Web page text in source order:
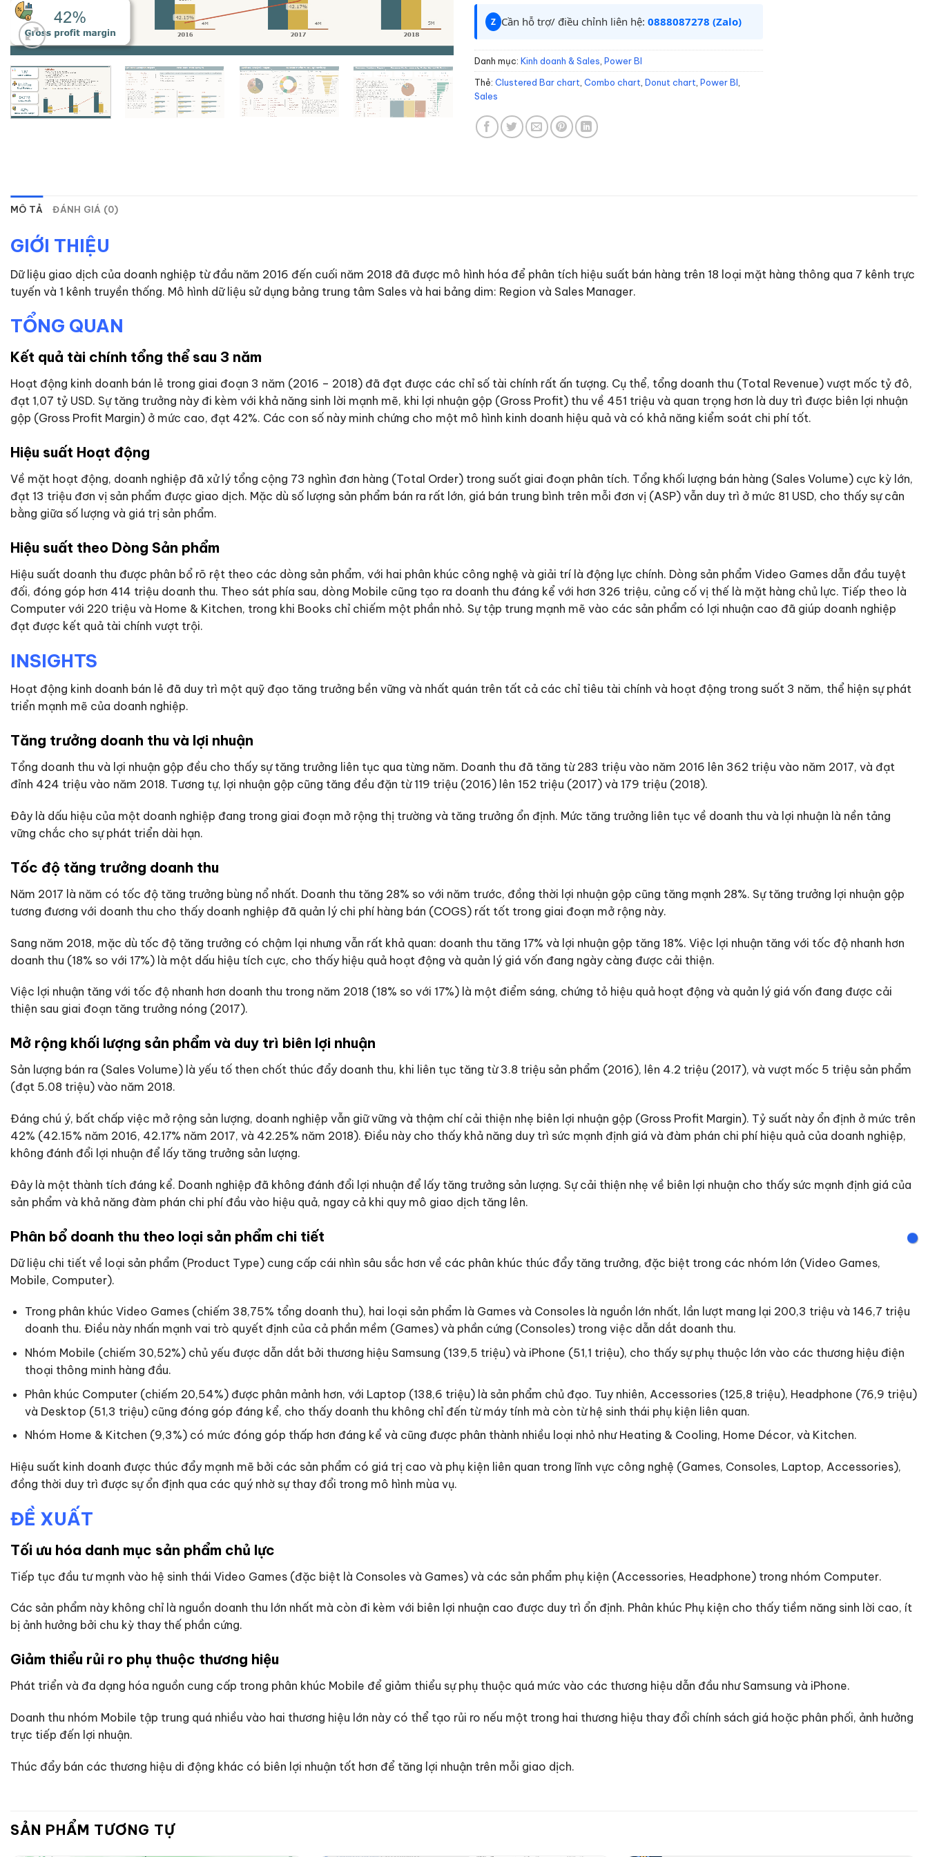
Z Cần hỗ trợ/ điều chỉnh liên hệ: 0888087278 (Zalo)
Danh mục: Kinh doanh & Sales Power BI
Thẻ: Clustered Bar chart Combo chart Donut chart Power BI
Sales
MÔ TẢ ĐÁNH GIÁ (0)
GIỚI THIỆU
Dữ liệu giao dịch của doanh nghiệp từ đầu năm 2016 đến cuối năm 2018 đã được mô hình hóa để phân tích hiệu suất bán hàng trên 18 loại mặt hàng thông qua 7 kênh trực
tuyến và 1 kênh truyền thống. Mô hình dữ liệu sử dụng bảng trung tâm Sales và hai bảng dim: Region và Sales Manager.
TỔNG QUAN
Kết quả tài chính tổng thể sau 3 năm
Hoạt động kinh doanh bán lẻ trong giai đoạn 3 năm (2016 – 2018) đã đạt được các chỉ số tài chính rất ấn tượng. Cụ thể, tổng doanh thu (Total Revenue) vượt mốc tỷ đô,
đạt 1,07 tỷ USD. Sự tăng trưởng này đi kèm với khả năng sinh lời mạnh mẽ, khi lợi nhuận gộp (Gross Profit) thu về 451 triệu và quan trọng hơn là duy trì được biên lợi nhuận
gộp (Gross Profit Margin) ở mức cao, đạt 42%. Các con số này minh chứng cho một mô hình kinh doanh hiệu quả và có khả năng kiểm soát chi phí tốt.
Hiệu suất Hoạt động
Về mặt hoạt động, doanh nghiệp đã xử lý tổng cộng 73 nghìn đơn hàng (Total Order) trong suốt giai đoạn phân tích. Tổng khối lượng bán hàng (Sales Volume) cực kỳ lớn,
đạt 13 triệu đơn vị sản phẩm được giao dịch. Mặc dù số lượng sản phẩm bán ra rất lớn, giá bán trung bình trên mỗi đơn vị (ASP) vẫn duy trì ở mức 81 USD, cho thấy sự cân
bằng giữa số lượng và giá trị sản phẩm.
Hiệu suất theo Dòng Sản phẩm
Hiệu suất doanh thu được phân bổ rõ rệt theo các dòng sản phẩm, với hai phân khúc công nghệ và giải trí là động lực chính. Dòng sản phẩm Video Games dẫn đầu tuyệt
đối, đóng góp hơn 414 triệu doanh thu. Theo sát phía sau, dòng Mobile cũng tạo ra doanh thu đáng kể với hơn 326 triệu, củng cố vị thế là mặt hàng chủ lực. Tiếp theo là
Computer với 220 triệu và Home & Kitchen, trong khi Books chỉ chiếm một phần nhỏ. Sự tập trung mạnh mẽ vào các sản phẩm có lợi nhuận cao đã giúp doanh nghiệp
đạt được kết quả tài chính vượt trội.
INSIGHTS
Hoạt động kinh doanh bán lẻ đã duy trì một quỹ đạo tăng trưởng bền vững và nhất quán trên tất cả các chỉ tiêu tài chính và hoạt động trong suốt 3 năm, thể hiện sự phát
triển mạnh mẽ của doanh nghiệp.
Tăng trưởng doanh thu và lợi nhuận
Tổng doanh thu và lợi nhuận gộp đều cho thấy sự tăng trưởng liên tục qua từng năm. Doanh thu đã tăng từ 283 triệu vào năm 2016 lên 362 triệu vào năm 2017, và đạt
đỉnh 424 triệu vào năm 2018. Tương tự, lợi nhuận gộp cũng tăng đều đặn từ 119 triệu (2016) lên 152 triệu (2017) và 179 triệu (2018).
Đây là dấu hiệu của một doanh nghiệp đang trong giai đoạn mở rộng thị trường và tăng trưởng ổn định. Mức tăng trưởng liên tục về doanh thu và lợi nhuận là nền tảng
vững chắc cho sự phát triển dài hạn.
Tốc độ tăng trưởng doanh thu
Năm 2017 là năm có tốc độ tăng trưởng bùng nổ nhất. Doanh thu tăng 28% so với năm trước, đồng thời lợi nhuận gộp cũng tăng mạnh 28%. Sự tăng trưởng lợi nhuận gộp
tương đương với doanh thu cho thấy doanh nghiệp đã quản lý chi phí hàng bán (COGS) rất tốt trong giai đoạn mở rộng này.
Sang năm 2018, mặc dù tốc độ tăng trưởng có chậm lại nhưng vẫn rất khả quan: doanh thu tăng 17% và lợi nhuận gộp tăng 18%. Việc lợi nhuận tăng với tốc độ nhanh hơn
doanh thu (18% so với 17%) là một dấu hiệu tích cực, cho thấy hiệu quả hoạt động và quản lý giá vốn đang ngày càng được cải thiện.
Việc lợi nhuận tăng với tốc độ nhanh hơn doanh thu trong năm 2018 (18% so với 17%) là một điểm sáng, chứng tỏ hiệu quả hoạt động và quản lý giá vốn đang được cải
thiện sau giai đoạn tăng trưởng nóng (2017).
Mở rộng khối lượng sản phẩm và duy trì biên lợi nhuận
Sản lượng bán ra (Sales Volume) là yếu tố then chốt thúc đẩy doanh thu, khi liên tục tăng từ 3.8 triệu sản phẩm (2016), lên 4.2 triệu (2017), và vượt mốc 5 triệu sản phẩm
(đạt 5.08 triệu) vào năm 2018.
Đáng chú ý, bất chấp việc mở rộng sản lượng, doanh nghiệp vẫn giữ vững và thậm chí cải thiện nhẹ biên lợi nhuận gộp (Gross Profit Margin). Tỷ suất này ổn định ở mức trên
42% (42.15% năm 2016, 42.17% năm 2017, và 42.25% năm 2018). Điều này cho thấy khả năng duy trì sức mạnh định giá và đàm phán chi phí hiệu quả của doanh nghiệp,
không đánh đổi lợi nhuận để lấy tăng trưởng sản lượng.
Đây là một thành tích đáng kể. Doanh nghiệp đã không đánh đổi lợi nhuận để lấy tăng trưởng sản lượng. Sự cải thiện nhẹ về biên lợi nhuận cho thấy sức mạnh định giá của
sản phẩm và khả năng đàm phán chi phí đầu vào hiệu quả, ngay cả khi quy mô giao dịch tăng lên.
Phân bổ doanh thu theo loại sản phẩm chi tiết
Dữ liệu chi tiết về loại sản phẩm (Product Type) cung cấp cái nhìn sâu sắc hơn về các phân khúc thúc đẩy tăng trưởng, đặc biệt trong các nhóm lớn (Video Games,
Mobile, Computer).
Trong phân khúc Video Games (chiếm 38,75% tổng doanh thu), hai loại sản phẩm là Games và Consoles là nguồn lớn nhất, lần lượt mang lại 200,3 triệu và 146,7 triệu
doanh thu. Điều này nhấn mạnh vai trò quyết định của cả phần mềm (Games) và phần cứng (Consoles) trong việc dẫn dắt doanh thu.
Nhóm Mobile (chiếm 30,52%) chủ yếu được dẫn dắt bởi thương hiệu Samsung (139,5 triệu) và iPhone (51,1 triệu), cho thấy sự phụ thuộc lớn vào các thương hiệu điện
thoại thông minh hàng đầu.
Phân khúc Computer (chiếm 20,54%) được phân mảnh hơn, với Laptop (138,6 triệu) là sản phẩm chủ đạo. Tuy nhiên, Accessories (125,8 triệu), Headphone (76,9 triệu)
và Desktop (51,3 triệu) cũng đóng góp đáng kể, cho thấy doanh thu không chỉ đến từ máy tính mà còn từ hệ sinh thái phụ kiện liên quan.
Nhóm Home & Kitchen (9,3%) có mức đóng góp thấp hơn đáng kể và cũng được phân thành nhiều loại nhỏ như Heating & Cooling, Home Décor, và Kitchen.
Hiệu suất kinh doanh được thúc đẩy mạnh mẽ bởi các sản phẩm có giá trị cao và phụ kiện liên quan trong lĩnh vực công nghệ (Games, Consoles, Laptop, Accessories),
đồng thời duy trì được sự ổn định qua các quý nhờ sự thay đổi trong mô hình mùa vụ.
ĐỀ XUẤT
Tối ưu hóa danh mục sản phẩm chủ lực
Tiếp tục đầu tư mạnh vào hệ sinh thái Video Games (đặc biệt là Consoles và Games) và các sản phẩm phụ kiện (Accessories, Headphone) trong nhóm Computer.
Các sản phẩm này không chỉ là nguồn doanh thu lớn nhất mà còn đi kèm với biên lợi nhuận cao được duy trì ổn định. Phân khúc Phụ kiện cho thấy tiềm năng sinh lời cao, ít
bị ảnh hưởng bởi chu kỳ thay thế phần cứng.
Giảm thiểu rủi ro phụ thuộc thương hiệu
Phát triển và đa dạng hóa nguồn cung cấp trong phân khúc Mobile để giảm thiểu sự phụ thuộc quá mức vào các thương hiệu dẫn đầu như Samsung và iPhone.
Doanh thu nhóm Mobile tập trung quá nhiều vào hai thương hiệu lớn này có thể tạo rủi ro nếu một trong hai thương hiệu thay đổi chính sách giá hoặc phân phối, ảnh hưởng
trực tiếp đến lợi nhuận.
Thúc đẩy bán các thương hiệu di động khác có biên lợi nhuận tốt hơn để tăng lợi nhuận trên mỗi giao dịch.
SẢN PHẨM TƯƠNG TỰ